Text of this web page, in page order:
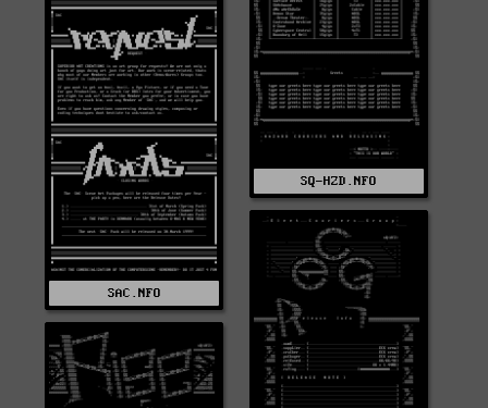
SAC.NFO
SQ-HZD.NFO